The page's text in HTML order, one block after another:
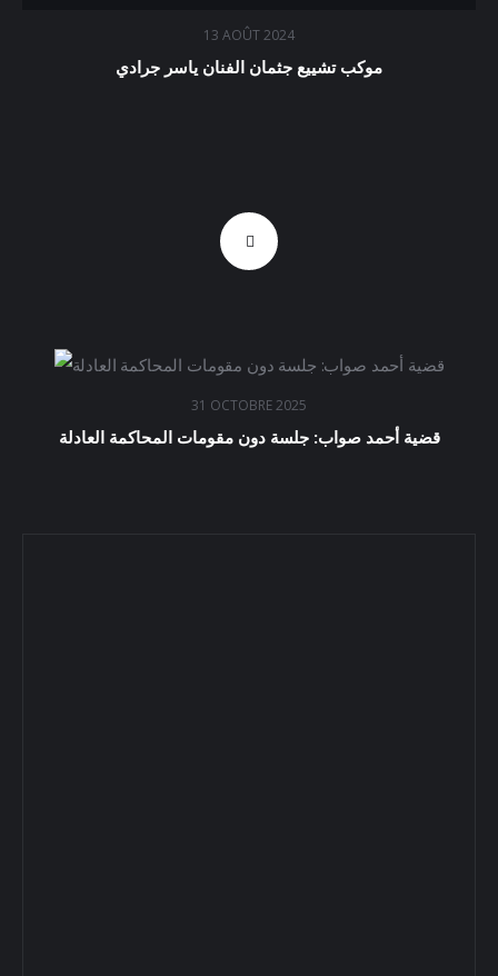
13 AOÛT 2024
موكب تشييع جثمان الفنان ياسر جرادي
31 OCTOBRE 2025
قضية أحمد صواب: جلسة دون مقومات المحاكمة العادلة